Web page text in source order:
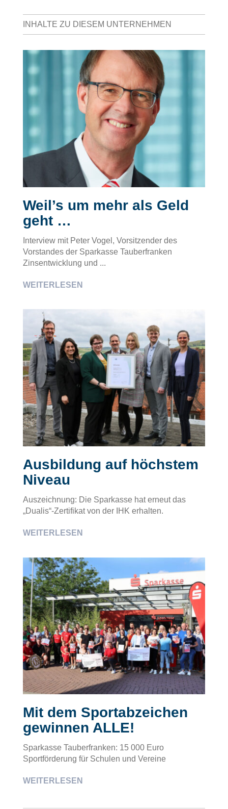
INHALTE ZU DIESEM UNTERNEHMEN
Weil’s um mehr als Geld
geht …
Interview mit Peter Vogel, Vorsitzender des
Vorstandes der Sparkasse Tauberfranken
Zinsentwicklung und ...
WEITERLESEN
Ausbildung auf höchstem
Niveau
Auszeichnung: Die Sparkasse hat erneut das
„Dualis“-Zertifikat von der IHK erhalten.
WEITERLESEN
Mit dem Sportabzeichen
gewinnen ALLE!
Sparkasse Tauberfranken: 15 000 Euro
Sportförderung für Schulen und Vereine
WEITERLESEN